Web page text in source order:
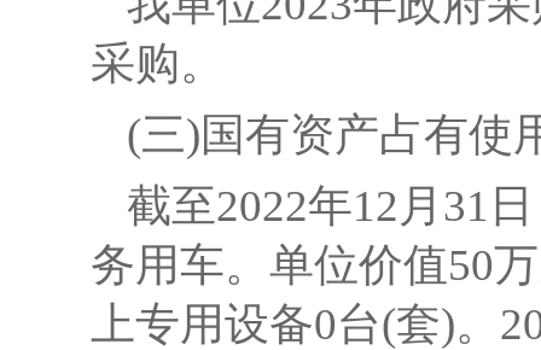
采购。
(三)国有资产占有使
截至2022年12 月 31
务用车。单位价值50
上专用设备0台(套)。